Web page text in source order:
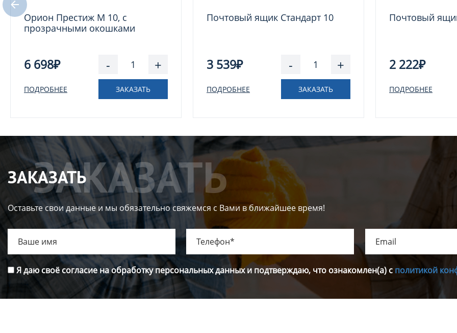
Орион Престиж М 10, с
прозрачными окошками
6 698₽ - +
ПОДРОБНЕЕ ЗАКАЗАТЬ
Почтовый ящик Стандарт 10
3 539₽ - +
ПОДРОБНЕЕ ЗАКАЗАТЬ
Почтовый
2 222₽
ПОДРОБНЕЕ
ЗАКАЗАТЬ
Оставьте свои данные и мы обязательно свяжемся с Вами в ближайшее время!
Я даю своё согласие на обработку персональных данных и подтверждаю, что ознакомлен(а) с политикой